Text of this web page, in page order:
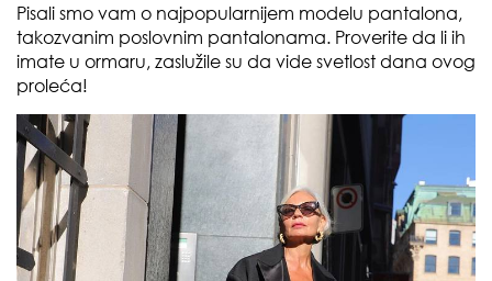
Pisali smo vam o najpopularnijem modelu pantalona,
takozvanim poslovnim pantalonama. Proverite da li ih
imate u ormaru, zaslužile su da vide svetlost dana ovog
proleća!